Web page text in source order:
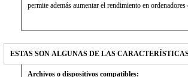
permite además aumentar el rendimiento en
ESTAS SON ALGUNAS DE LAS
Archivos o dispositivos compatibles: